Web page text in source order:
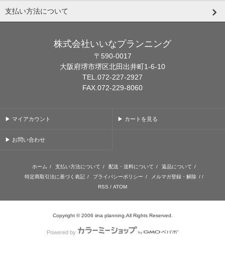
支払い方法について
株式会社いいなプランニング
〒590-0017
大阪府堺市堺区北田出井町1-6-10
TEL.072-227-2927
FAX.072-229-8060
▶ マイアカウント ▶ カートを見る
▶ お問い合わせ
ホーム / 支払い方法について / 配送・送料について / 返品について /
特定商取引法に基づく表記 / プライバシーポリシー / メルマガ登録・解除 / /
RSS / ATOM
Copyright © 2006 iina planning.All Rights Reserved.
Powered by